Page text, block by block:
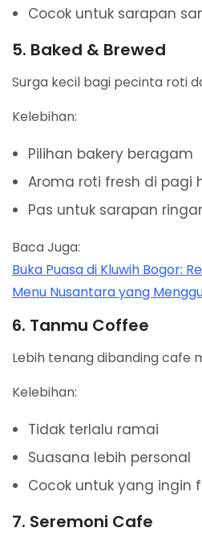
Cocok untuk sarapan
5. Baked & Brewed
Surga kecil bagi pecinta roti
Kelebihan:
Pilihan bakery beragam
Aroma roti fresh di pagi
Pas untuk sarapan
Baca Juga:
Buka Puasa di Kluwih Bogor:
Menu Nusantara yang
6. Tanmu Coffee
Lebih tenang dibanding cafe
Kelebihan:
Tidak terlalu ramai
Suasana lebih personal
Cocok untuk yang ingin
7. Seremoni Cafe